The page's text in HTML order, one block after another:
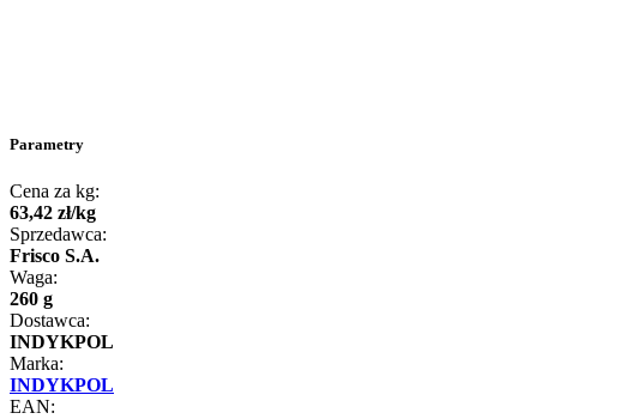
Parametry
Cena za kg:
63,42 zł/kg
Sprzedawca:
Frisco S.A.
Waga:
260 g
Dostawca:
INDYKPOL
Marka:
INDYKPOL
EAN: